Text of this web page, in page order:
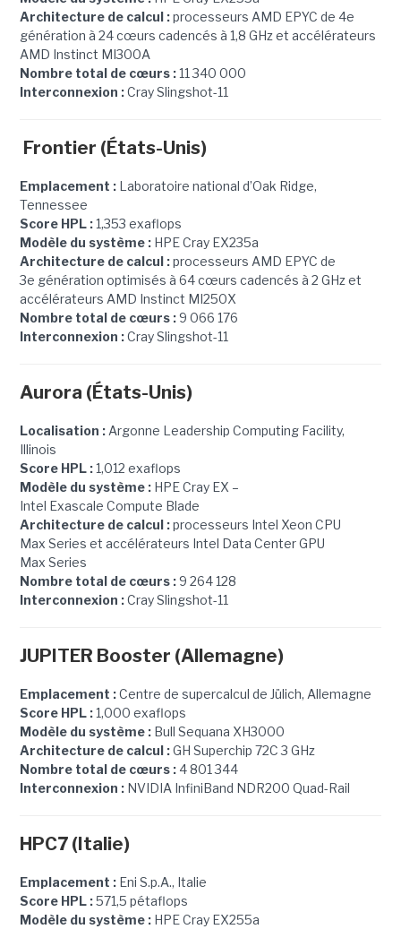
Architecture de calcul :processeurs AMD EPYC de 4e
génération à 24 cœurs cadencés à 1,8 GHz et accélérateurs
AMD Instinct MI300A
Nombre total de cœurs :11 340 000
Interconnexion :Cray Slingshot-11
Frontier (États-Unis)
Emplacement :Laboratoire national d’Oak Ridge,
Tennessee
Score HPL :1,353 exaflops
Modèle du système :HPE Cray EX235a
Architecture de calcul :processeurs AMD EPYC de
3e génération optimisés à 64 cœurs cadencés à 2 GHz et
accélérateurs AMD Instinct MI250X
Nombre total de cœurs :9 066 176
Interconnexion :Cray Slingshot-11
Aurora (États-Unis)
Localisation :Argonne Leadership Computing Facility,
Illinois
Score HPL :1,012 exaflops
Modèle du système :HPE Cray EX –
Intel Exascale Compute Blade
Architecture de calcul :processeurs Intel Xeon CPU
Max Series et accélérateurs Intel Data Center GPU
Max Series
Nombre total de cœurs :9 264 128
Interconnexion :Cray Slingshot-11
JUPITER Booster (Allemagne)
Emplacement :Centre de supercalcul de Jülich, Allemagne
Score HPL :1,000 exaflops
Modèle du système :Bull Sequana XH3000
Architecture de calcul :GH Superchip 72C 3 GHz
Nombre total de cœurs :4 801 344
Interconnexion :NVIDIA InfiniBand NDR200 Quad-Rail
HPC7 (Italie)
Emplacement :Eni S.p.A., Italie
Score HPL :571,5 pétaflops
Modèle du système :HPE Cray EX255a